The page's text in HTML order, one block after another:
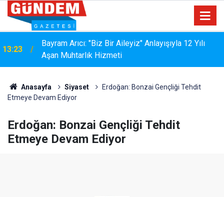
13:23
Bayram Arıcı: "Biz Bir Aileyiz" Anlayışıyla 12 Yılı
Aşan Muhtarlık Hizmeti
Anasayfa Siyaset
Erdoğan: Bonzai Gençliği Tehdit
Etmeye Devam Ediyor
Erdoğan: Bonzai Gençliği Tehdit
Etmeye Devam Ediyor